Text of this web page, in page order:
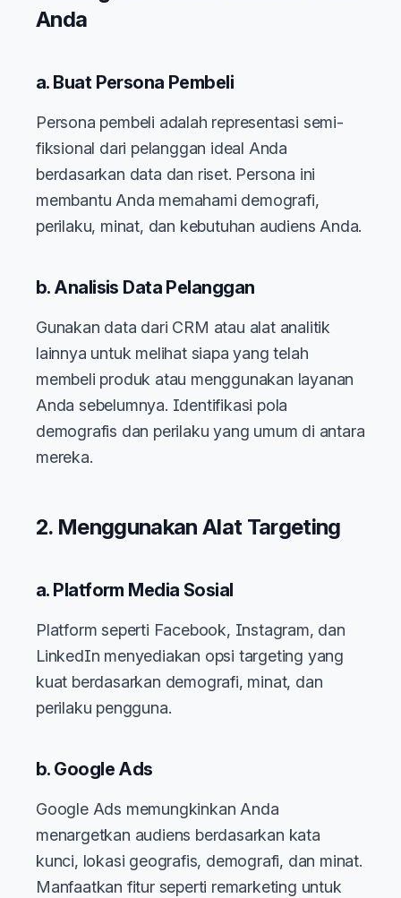
Anda
a. Buat Persona Pembeli
Persona pembeli adalah representasi semi-
fiksional dari pelanggan ideal Anda
berdasarkan data dan riset. Persona ini
membantu Anda memahami demografi,
perilaku, minat, dan kebutuhan audiens Anda.
b. Analisis Data Pelanggan
Gunakan data dari CRM atau alat analitik
lainnya untuk melihat siapa yang telah
membeli produk atau menggunakan layanan
Anda sebelumnya. Identifikasi pola
demografis dan perilaku yang umum di antara
mereka.
2. Menggunakan Alat Targeting
a. Platform Media Sosial
Platform seperti Facebook, Instagram, dan
LinkedIn menyediakan opsi targeting yang
kuat berdasarkan demografi, minat, dan
perilaku pengguna.
b. Google Ads
Google Ads memungkinkan Anda
menargetkan audiens berdasarkan kata
kunci, lokasi geografis, demografi, dan minat.
Manfaatkan fitur seperti remarketing untuk